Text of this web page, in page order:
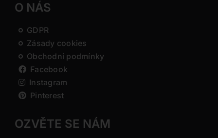
O NÁS
GDPR
Zásady cookies
Obchodní podmínky
Facebook
Instagram
Pinterest
OZVĚTE SE NÁM